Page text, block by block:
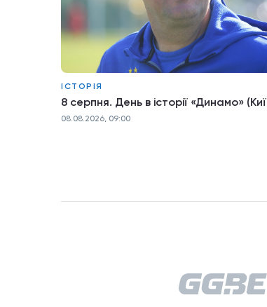
ІСТОРІЯ
8 серпня. День в історії «Динамо»
08.08.2026, 09:00